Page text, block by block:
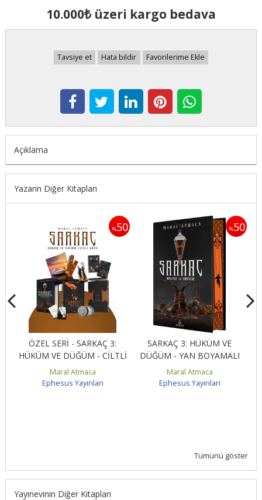
10.000₺ üzeri kargo bedava
Tavsiye et Hata bildir Favorilerime Ekle
Açıklama
Yazarın Diğer Kitapları
%50
ÖZEL SERİ - SARKAÇ 3:
HÜKÜM VE DÜĞÜM - CİLTLİ
Maral Atmaca
Ephesus Yayınları
%50
SARKAÇ 3: HÜKÜM VE
DÜĞÜM - YAN BOYAMALI
Maral Atmaca
Ephesus Yayınları
Tümünü göster
Yayınevinin Diğer Kitapları